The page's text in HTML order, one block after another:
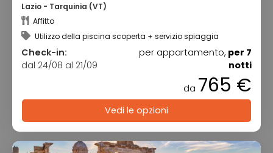
Lazio - Tarquinia (VT)
Affitto
Utilizzo della piscina scoperta + servizio spiaggia
Check-in:
dal 24/08 al 21/09
per appartamento, per 7
notti
da 765 €
Vedi le opzioni